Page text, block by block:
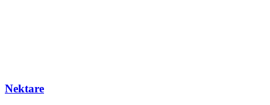
Nektare